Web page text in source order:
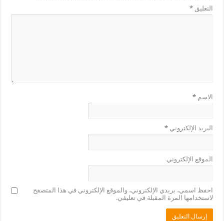
التعليق*
الاسم*
البريد الإلكتروني*
الموقع الإلكتروني
احفظ اسمي، بريدي الإلكتروني، والموقع الإلكتروني في هذا المتصفح
لاستخدامها المرة المقبلة في تعليقي.